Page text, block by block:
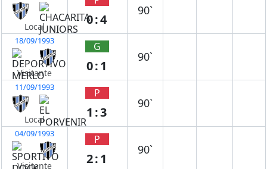
Local 0:4
90`
18/09/1993
Visitante
G
0:1
90`
11/09/1993
Local
P
1:3
90`
04/09/1993
Visitante
P
2:1
90`